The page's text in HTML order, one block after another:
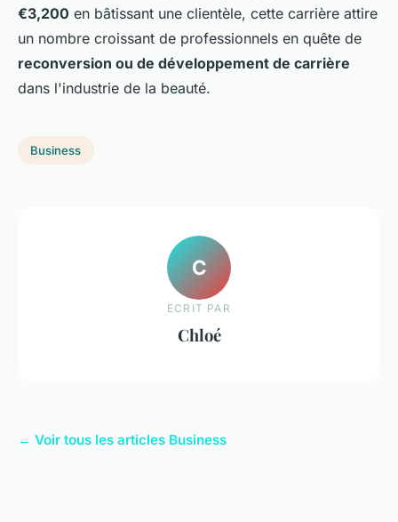
€3,200 en bâtissant une clientèle, cette carrière attire
un nombre croissant de professionnels en quête de
reconversion ou de développement de carrière
dans l'industrie de la beauté.
Business
C
ECRIT PAR
Chloé
← Voir tous les articles Business